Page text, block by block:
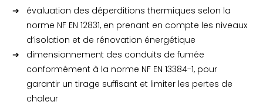
évaluation des déperditions thermiques selon la
norme NF EN 12831, en prenant en compte les niveaux
d’isolation et de rénovation énergétique
dimensionnement des conduits de fumée
conformément à la norme NF EN 13384-1, pour
garantir un tirage suffisant et limiter les pertes de
chaleur